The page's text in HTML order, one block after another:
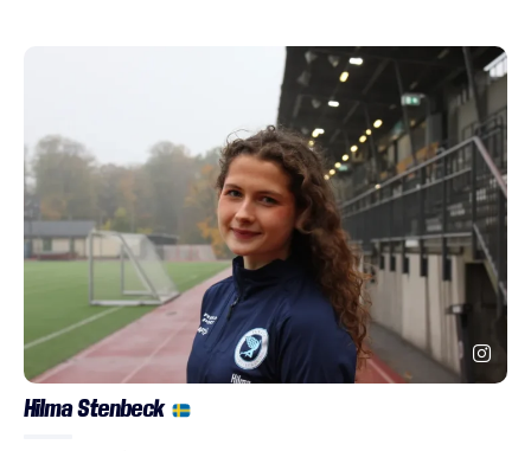
Hilma Stenbeck